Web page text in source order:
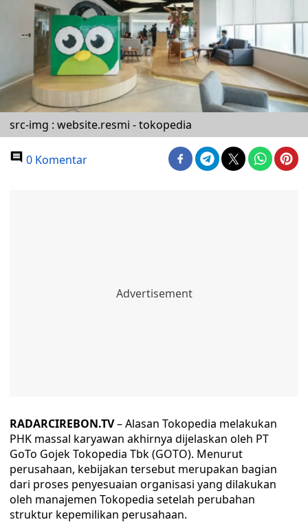
src-img : website.resmi - tokopedia
0 Komentar
RADARCIREBON.TV– Alasan Tokopedia melakukan
PHK massal karyawan akhirnya dijelaskan oleh PT
GoTo Gojek Tokopedia Tbk (GOTO). Menurut
perusahaan, kebijakan tersebut merupakan bagian
dari proses penyesuaian organisasi yang dilakukan
oleh manajemen Tokopedia setelah perubahan
struktur kepemilikan perusahaan.